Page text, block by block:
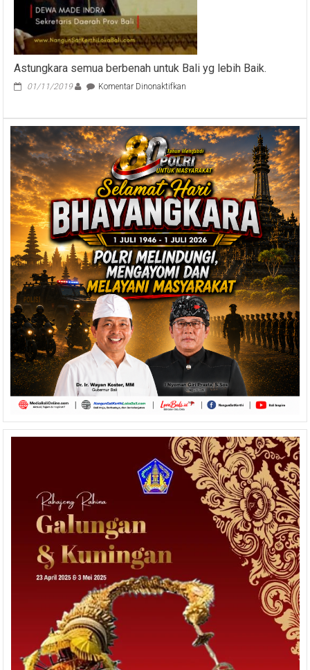
Astungkara semua berbenah untuk Bali yg lebih Baik.
01/11/2019 Komentar Dinonaktifkan
untuk
Bali
yg
lebih
Baik.